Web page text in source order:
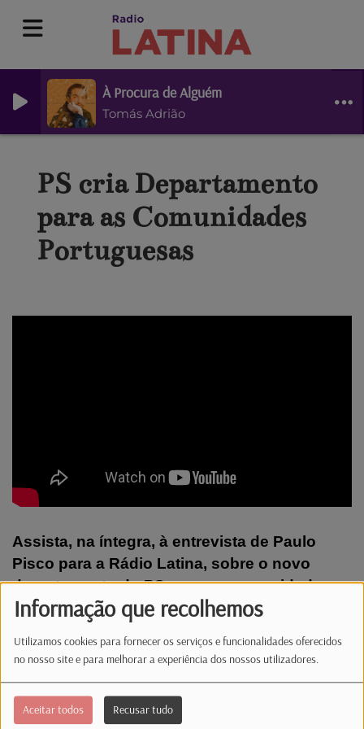
Informação que recolhemos
Utilizamos cookies para fornecer os serviços e funcionalidades oferecidos
no nosso site e para melhorar a experiência dos nossos utilizadores.
Aceitar todos Recusar tudo
À Procura de Alguém
Tomás Adrião
PS cria Departamento
para as Comunidades
Portuguesas
Assista, na íntegra, à entrevista de Paulo
Pisco para a Rádio Latina, sobre o novo
departamento do PS para as comunidades
portuguesas, do qual assume a direção.
#radiolatina #radiolatinalux #info #ps
#comunidades portuguesas #comunidades
#marquesmendes #presidenciais #informacao